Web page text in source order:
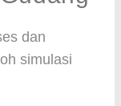
dan
simulasi